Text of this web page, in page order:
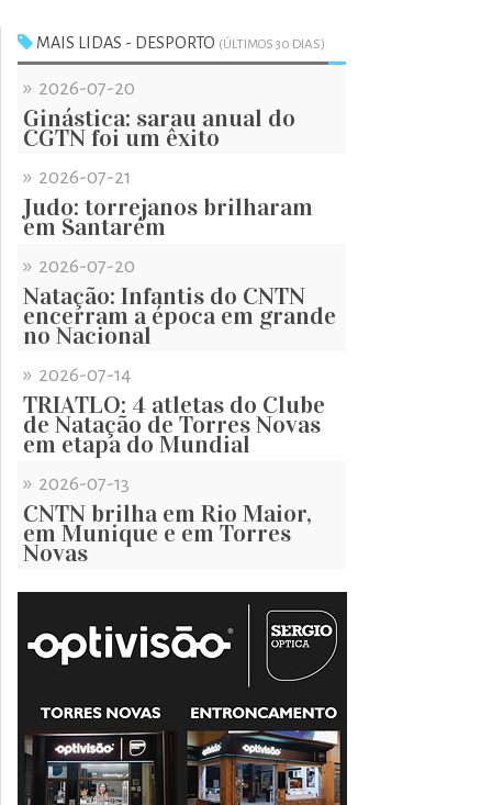
MAIS LIDAS - DESPORTO (ÚLTIMOS 30 DIAS)
» 2026-07-20
Ginástica: sarau anual do
CGTN foi um êxito
» 2026-07-21
Judo: torrejanos brilharam
em Santarém
» 2026-07-20
Natação: Infantis do CNTN
encerram a época em grande
no Nacional
» 2026-07-14
TRIATLO: 4 atletas do Clube
de Natação de Torres Novas
em etapa do Mundial
» 2026-07-13
CNTN brilha em Rio Maior,
em Munique e em Torres
Novas